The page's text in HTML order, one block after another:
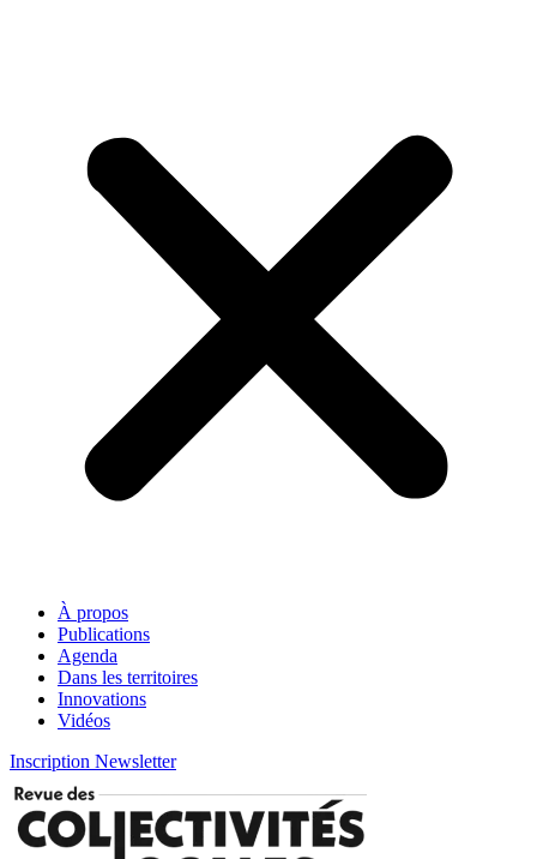
À propos
Publications
Agenda
Dans les territoires
Innovations
Vidéos
Inscription Newsletter